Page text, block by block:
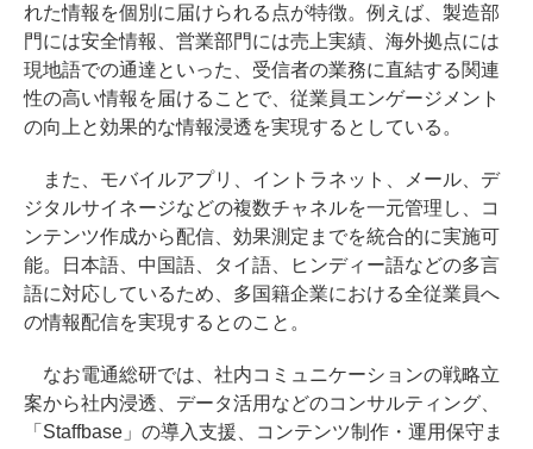
れた情報を個別に届けられる点が特徴。例えば、製造部
門には安全情報、営業部門には売上実績、海外拠点には
現地語での通達といった、受信者の業務に直結する関連
性の高い情報を届けることで、従業員エンゲージメント
の向上と効果的な情報浸透を実現するとしている。
また、モバイルアプリ、イントラネット、メール、デ
ジタルサイネージなどの複数チャネルを一元管理し、コ
ンテンツ作成から配信、効果測定までを統合的に実施可
能。日本語、中国語、タイ語、ヒンディー語などの多言
語に対応しているため、多国籍企業における全従業員へ
の情報配信を実現するとのこと。
なお電通総研では、社内コミュニケーションの戦略立
案から社内浸透、データ活用などのコンサルティング、
「Staffbase」の導入支援、コンテンツ制作・運用保守ま